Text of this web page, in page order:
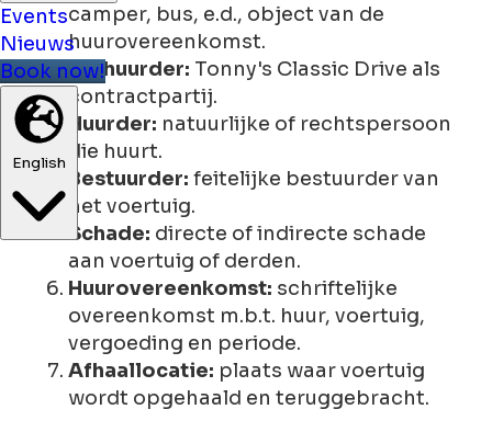
Events
Nieuws
Book now!
English
camper, bus, e.d., object van de
huurovereenkomst.
Verhuurder: Tonny's Classic Drive als
contractpartij.
Huurder: natuurlijke of rechtspersoon
die huurt.
Bestuurder: feitelijke bestuurder van
het voertuig.
Schade: directe of indirecte schade
aan voertuig of derden.
Huurovereenkomst: schriftelijke
overeenkomst m.b.t. huur, voertuig,
vergoeding en periode.
Afhaallocatie: plaats waar voertuig
wordt opgehaald en teruggebracht.